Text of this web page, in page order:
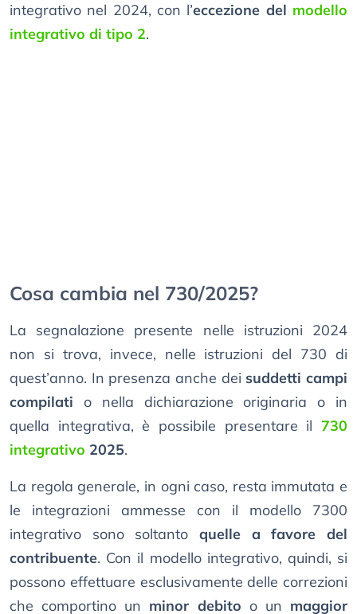
integrativo nel 2024, con l’eccezione del modello
integrativo di tipo 2.
Cosa cambia nel 730/2025?
La segnalazione presente nelle istruzioni 2024
non si trova, invece, nelle istruzioni del 730 di
quest’anno. In presenza anche dei suddetti campi
compilati o nella dichiarazione originaria o in
quella integrativa, è possibile presentare il 730
integrativo 2025.
La regola generale, in ogni caso, resta immutata e
le integrazioni ammesse con il modello 7300
integrativo sono soltanto quelle a favore del
contribuente. Con il modello integrativo, quindi, si
possono effettuare esclusivamente delle correzioni
che comportino un minor debito o un maggior